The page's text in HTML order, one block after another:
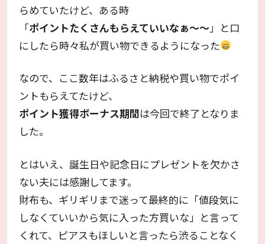
らめていたけど、ある時
「ポイントたくさんもらえていいなぁ～～ 」と口
にしたら時々私が買い物できるようになった
なので、ここ数年はふるさと納税や買い物でポイ
ントもらえてたけど、
ポイント獲得ボーナス期間は今回で終了となりま
した。
とはいえ、誕生日や記念日にプレゼントを欠かさ
ない夫には感謝してます。
財布も、ギリギリまで迷って最終的に「値段気に
しなくていいから気に入った方買いな」と言って
くれて、ピアスもほしいと言ったら渋ることなく